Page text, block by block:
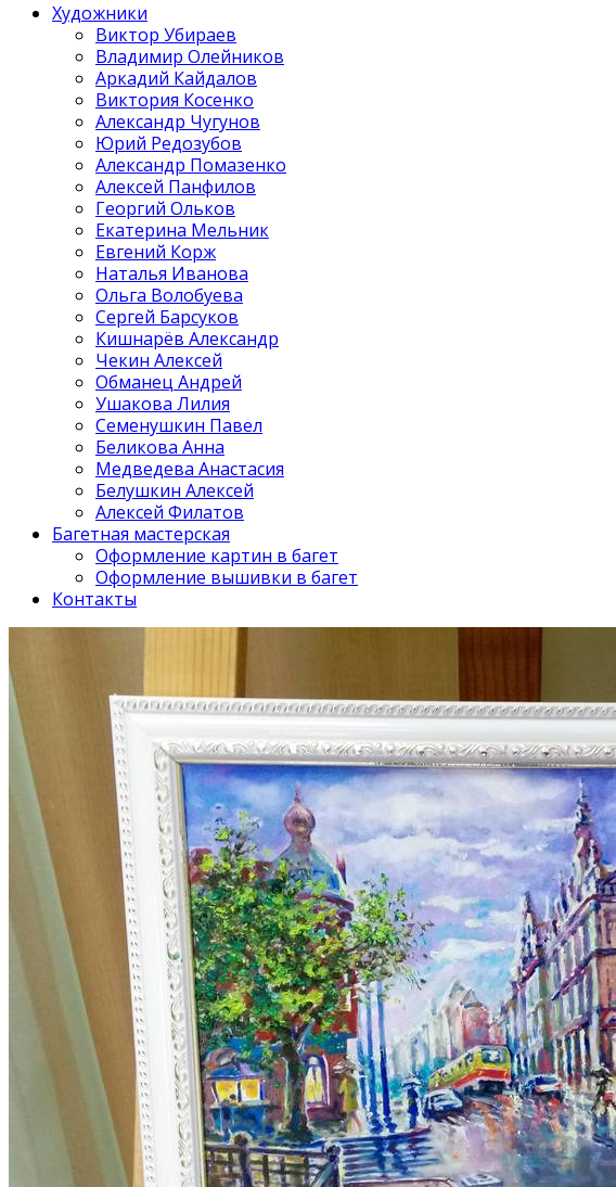
Художники
Виктор Убираев
Владимир Олейников
Аркадий Кайдалов
Виктория Косенко
Александр Чугунов
Юрий Редозубов
Александр Помазенко
Алексей Панфилов
Георгий Ольков
Екатерина Мельник
Евгений Корж
Наталья Иванова
Ольга Волобуева
Сергей Барсуков
Кишнарёв Александр
Чекин Алексей
Обманец Андрей
Ушакова Лилия
Семенушкин Павел
Беликова Анна
Медведева Анастасия
Белушкин Алексей
Алексей Филатов
Багетная мастерская
Оформление картин в багет
Оформление вышивки в багет
Контакты